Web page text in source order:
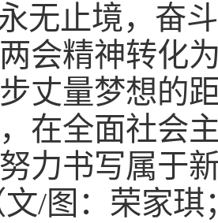
无止境，奋
会精神转化
丈量梦想的
在全面社会
力书写属于
文/图：荣家